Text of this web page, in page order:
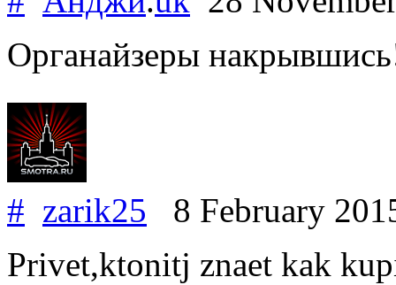
Органайзеры
# zarik25 8 February
Privet,ktonitj znaet kak